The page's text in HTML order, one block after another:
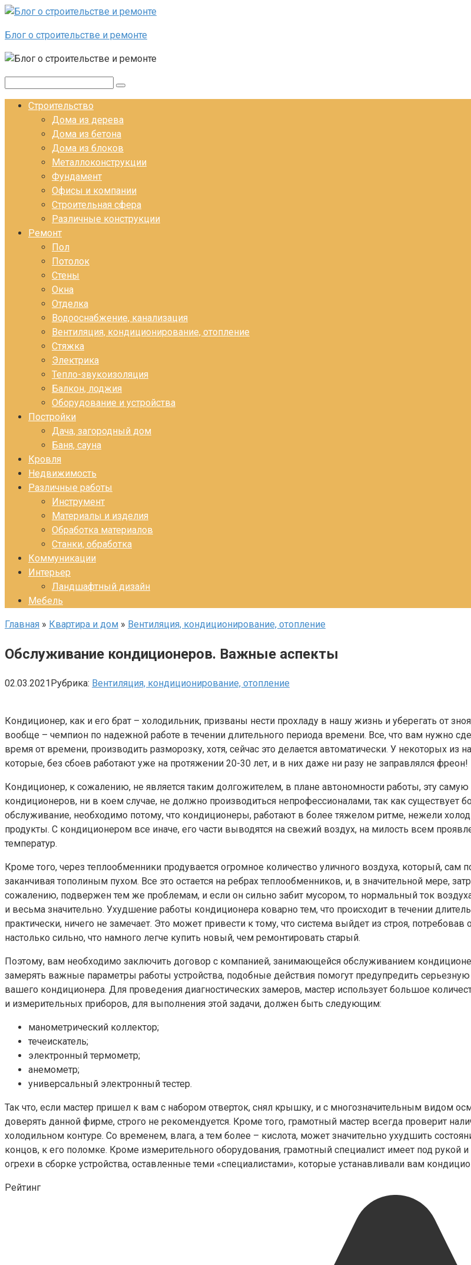
Перейти к контенту
Блог о строительстве и ремонте
Строительство
Дома из дерева
Дома из бетона
Дома из блоков
Металлоконструкции
Фундамент
Офисы и компании
Строительная сфера
Различные конструкции
Ремонт
Пол
Потолок
Стены
Окна
Отделка
Водооснабжение, канализация
Вентиляция, кондиционирование, отопление
Стяжка
Электрика
Тепло-звукоизоляция
Балкон, лоджия
Оборудование и устройства
Постройки
Дача, загородный дом
Баня, сауна
Кровля
Недвижимость
Различные работы
Инструмент
Материалы и изделия
Обработка материалов
Станки, обработка
Коммуникации
Интерьер
Ландшафтный дизайн
Мебель
Главная » Квартира и дом » Вентиляция, кондиционирование, отопление
Обслуживание кондиционеров. Важные аспекты
02.03.2021Рубрика: Вентиляция, кондиционирование, отопление
Кондиционер, как и его брат – холодильник, призваны нести прохладу в нашу жизнь и уберегать от
вообще – чемпион по надежной работе в течении длительного периода времени. Все, что вам нужно
время от времени, производить разморозку, хотя, сейчас это делается автоматически. У некоторых из
которые, без сбоев работают уже на протяжении 20-30 лет, и в них даже ни разу не заправлялся фреон!
Кондиционер, к сожалению, не является таким долгожителем, в плане автономности работы, эту
кондиционеров, ни в коем случае, не должно производиться непрофессионалами, так как существует
обслуживание, необходимо потому, что кондиционеры, работают в более тяжелом ритме, нежели
продукты. С кондиционером все иначе, его части выводятся на свежий воздух, на милость всем
температур.
Кроме того, через теплообменники продувается огромное количество уличного воздуха, который, сам
заканчивая тополиным пухом. Все это остается на ребрах теплообменников, и, в значительной мере,
сожалению, подвержен тем же проблемам, и если он сильно забит мусором, то нормальный ток
и весьма значительно. Ухудшение работы кондиционера коварно тем, что происходит в течении
практически, ничего не замечает. Это может привести к тому, что система выйдет из строя,
настолько сильно, что намного легче купить новый, чем ремонтировать старый.
Поэтому, вам необходимо заключить договор с компанией, занимающейся обслуживанием
замерять важные параметры работы устройства, подобные действия помогут предупредить
вашего кондиционера. Для проведения диагностических замеров, мастер использует большое
и измерительных приборов, для выполнения этой задачи, должен быть следующим:
манометрический коллектор;
течеискатель;
электронный термометр;
анемометр;
универсальный электронный тестер.
Так что, если мастер пришел к вам с набором отверток, снял крышку, и с многозначительным видом
доверять данной фирме, строго не рекомендуется. Кроме того, грамотный мастер всегда проверит
холодильном контуре. Со временем, влага, а тем более – кислота, может значительно ухудшить
концов, к его поломке. Кроме измерительного оборудования, грамотный специалист имеет под рукой
огрехи в сборке устройства, оставленные теми «специалистами», которые устанавливали вам
Рейтинг